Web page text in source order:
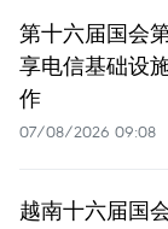
第十六届国会
享电信基础设
作
07/08/2026 09:08
越南十六届国